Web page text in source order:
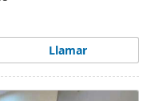
Llamar